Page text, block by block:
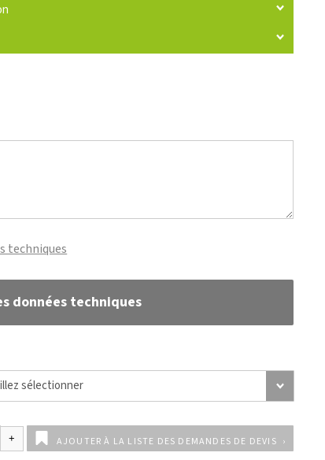
techniques
données techniques
AJOUTER À LA LISTE DES DEMANDES DE DEVIS